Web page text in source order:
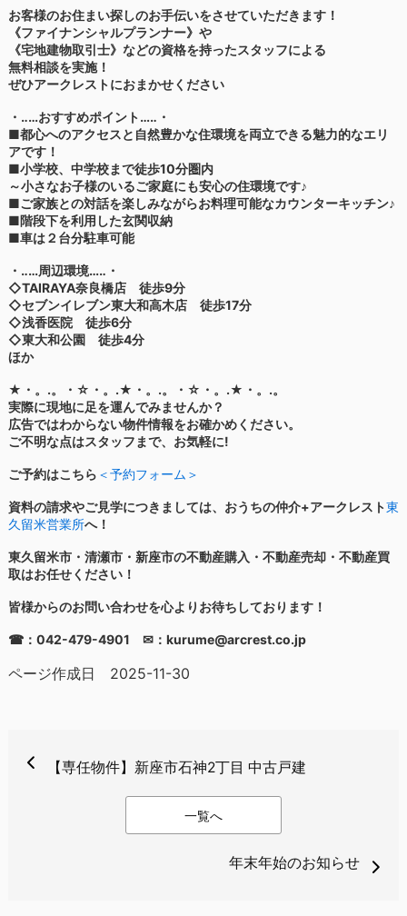
お客様のお住まい探しのお手伝いをさせていただきます！
《ファイナンシャルプランナー》や
《宅地建物取引士》などの資格を持ったスタッフによる
無料相談を実施！
ぜひアークレストにおまかせください
・‥…おすすめポイント…‥・
■都心へのアクセスと自然豊かな住環境を両立できる魅力的なエリ
アです！
■小学校、中学校まで徒歩10分圏内
～小さなお子様のいるご家庭にも安心の住環境です♪
■ご家族との対話を楽しみながらお料理可能なカウンターキッチン♪
■階段下を利用した玄関収納
■車は２台分駐車可能
・‥…周辺環境…‥・
◇TAIRAYA奈良橋店 徒歩9分
◇セブンイレブン東大和高木店 徒歩17分
◇浅香医院 徒歩6分
◇東大和公園 徒歩4分
ほか
★・。.。・☆・。.★・。.。・☆・。.★・。.。
実際に現地に足を運んでみませんか？
広告ではわからない物件情報をお確かめください。
ご不明な点はスタッフまで、お気軽に!
ご予約はこちら ＜予約フォーム＞
資料の請求やご見学につきましては、おうちの仲介+アークレスト東
久留米営業所へ！
東久留米市・清瀬市・新座市の不動産購入・不動産売却・不動産買
取はお任せください！
皆様からのお問い合わせを心よりお待ちしております！
☎：042-479-4901 ✉：kurume@arcrest.co.jp
ページ作成日 2025-11-30
【専任物件】新座市石神2丁目 中古戸建
一覧へ
年末年始のお知らせ